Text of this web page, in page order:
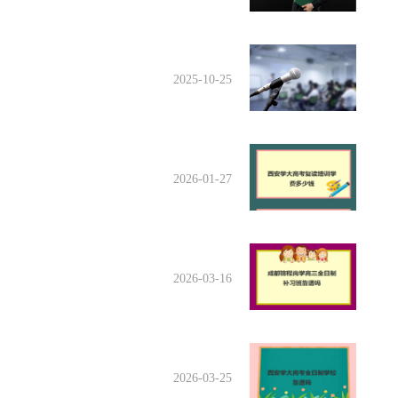
2025-10-25
2026-01-27
2026-03-16
2026-03-25